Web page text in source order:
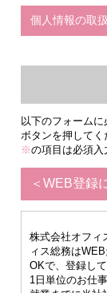
個人情報の取
以下のフォーム
ボタンを押してく
※の項目は必須入
＜WEB登録
株式会社オフィ
ィス総務は
OKで、登録し
1日単位のお仕